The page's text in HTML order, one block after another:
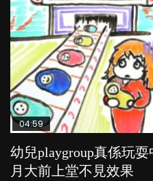
04:59
幼兒playgroup真係玩
月大前上堂不見效果
03:39
幼稚園遊戲課 如何刺
與懲罰？
03:02
老公患產後憂鬱症對BB
POPA編輯部 15.9K
04:06
全職好？在職好？｜全
力與價值
03:41
BB口腔期乜都放入口
POPA編輯部 25.5K